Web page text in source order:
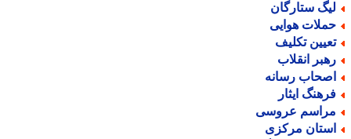
ستارگان
هوایی
تکلیف
انقلاب
رسانه
ایثار
عروسی
مرکزی